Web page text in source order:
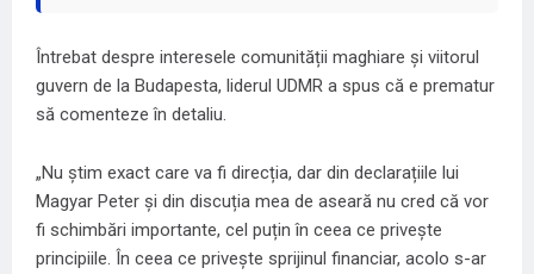
Întrebat despre interesele comunității maghiare și viitorul
guvern de la Budapesta, liderul UDMR a spus că e prematur
să comenteze în detaliu.
„Nu știm exact care va fi direcția, dar din declarațiile lui
Magyar Peter și din discuția mea de aseară nu cred că vor
fi schimbări importante, cel puțin în ceea ce privește
principiile. În ceea ce privește sprijinul financiar, acolo s-ar